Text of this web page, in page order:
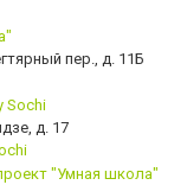
пер., д. 11Б
д. 17